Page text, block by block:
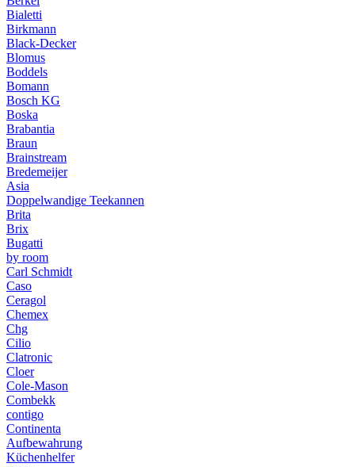
Bialetti
Birkmann
Black-Decker
Blomus
Boddels
Bomann
Bosch KG
Boska
Brabantia
Braun
Brainstream
Bredemeijer
Asia
Doppelwandige Teekannen
Brita
Brix
Bugatti
by room
Carl Schmidt
Caso
Ceragol
Chemex
Chg
Cilio
Clatronic
Cloer
Cole-Mason
Combekk
contigo
Continenta
Aufbewahrung
Küchenhelfer